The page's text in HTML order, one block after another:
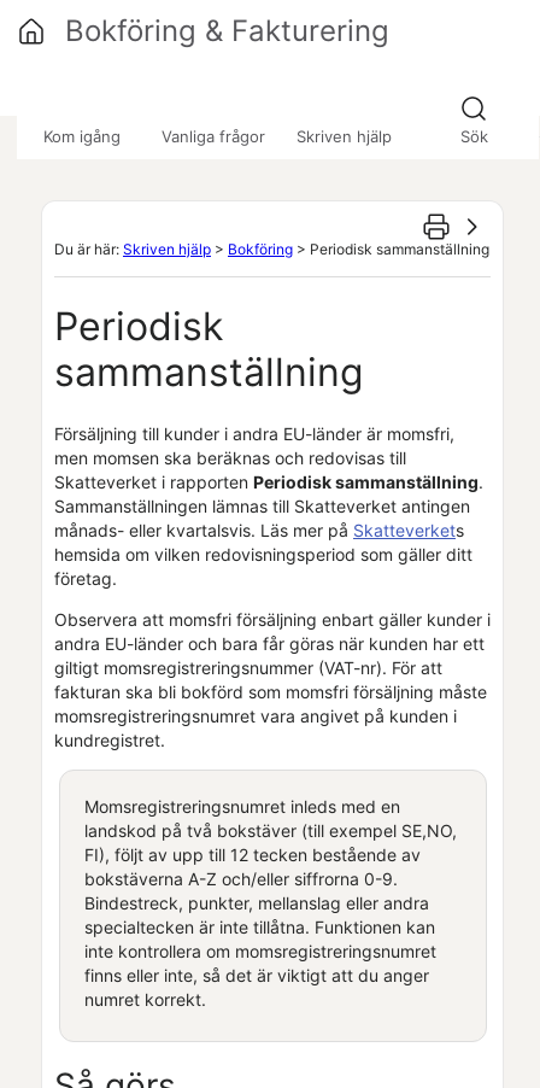
Kom igång Vanliga frågor Skriven hjälp Sök
Bokföring & Fakturering
Du är här: Skriven hjälp > Bokföring > Periodisk sammanställning
Periodisk
sammanställning
Försäljning till kunder i andra EU-länder är momsfri,
men momsen ska beräknas och redovisas till
Skatteverket i rapporten Periodisk sammanställning.
Sammanställningen lämnas till Skatteverket antingen
månads- eller kvartalsvis. Läs mer på Skatteverkets
hemsida om vilken redovisningsperiod som gäller ditt
företag.
Observera att momsfri försäljning enbart gäller kunder i
andra EU-länder och bara får göras när kunden har ett
giltigt momsregistreringsnummer (VAT-nr). För att
fakturan ska bli bokförd som momsfri försäljning måste
momsregistreringsnumret vara angivet på kunden i
kundregistret.
Momsregistreringsnumret inleds med en
landskod på två bokstäver (till exempel SE,NO,
FI), följt av upp till 12 tecken bestående av
bokstäverna A-Z och/eller siffrorna 0-9.
Bindestreck, punkter, mellanslag eller andra
specialtecken är inte tillåtna. Funktionen kan
inte kontrollera om momsregistreringsnumret
finns eller inte, så det är viktigt att du anger
numret korrekt.